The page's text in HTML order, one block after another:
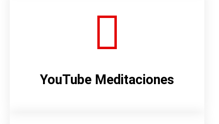
YouTube Meditaciones